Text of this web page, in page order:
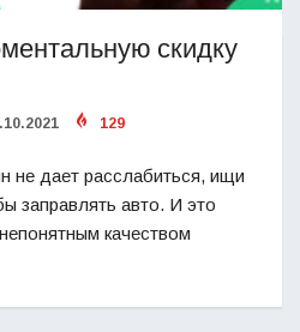
скидку
129
не дает расслабиться, ищи
заправлять авто. И это
качеством